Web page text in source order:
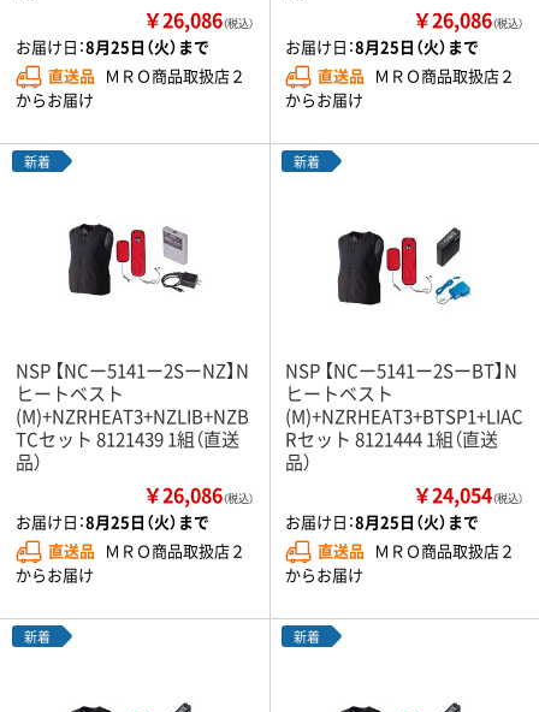
￥26,086（税込）
お届け日：8月25日（火）まで
直送品 ＭＲＯ商品取扱店２
からお届け
￥26,086（税込）
お届け日：8月25日（火）まで
直送品 ＭＲＯ商品取扱店２
からお届け
新着
NSP 【NCー5141ー2SーNZ】N
ヒートベスト
(M)+NZRHEAT3+NZLIB+NZB
TCセット 8121439 1組（直送
品）
￥26,086（税込）
お届け日：8月25日（火）まで
直送品 ＭＲＯ商品取扱店２
からお届け
新着
NSP 【NCー5141ー2SーBT】N
ヒートベスト
(M)+NZRHEAT3+BTSP1+LIAC
Rセット 8121444 1組（直送
品）
￥24,054（税込）
お届け日：8月25日（火）まで
直送品 ＭＲＯ商品取扱店２
からお届け
新着 新着